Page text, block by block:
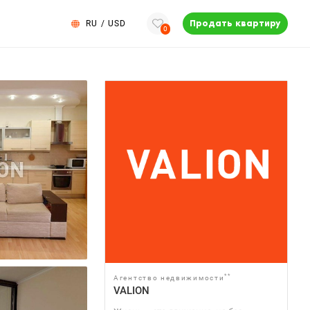
RU / USD
0
Продать квартиру
Агентство недвижимости **
VALION